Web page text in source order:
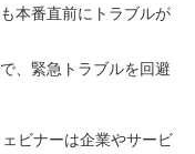
本番直前にトラブルが
、緊急トラブルを回避
ビナーは企業やサービ